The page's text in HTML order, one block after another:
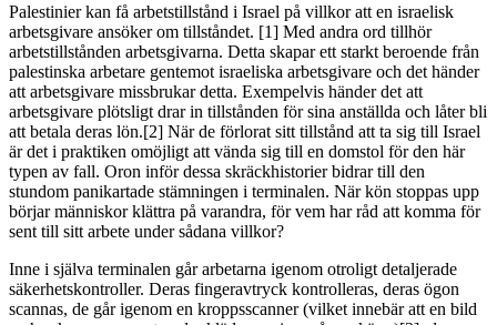
Palestinier kan få arbetstillstånd i Israel på villkor att en israelisk
arbetsgivare ansöker om tillståndet. [1] Med andra ord tillhör
arbetstillstånden arbetsgivarna. Detta skapar ett starkt beroende från
palestinska arbetare gentemot israeliska arbetsgivare och det händer
att arbetsgivare missbrukar detta. Exempelvis händer det att
arbetsgivare plötsligt drar in tillstånden för sina anställda och låter bli
att betala deras lön.[2] När de förlorat sitt tillstånd att ta sig till Israel
är det i praktiken omöjligt att vända sig till en domstol för den här
typen av fall. Oron inför dessa skräckhistorier bidrar till den
stundom panikartade stämningen i terminalen. När kön stoppas upp
börjar människor klättra på varandra, för vem har råd att komma för
sent till sitt arbete under sådana villkor?
Inne i själva terminalen går arbetarna igenom otroligt detaljerade
säkerhetskontroller. Deras fingeravtryck kontrolleras, deras ögon
scannas, de går igenom en kroppsscanner (vilket innebär att en bild